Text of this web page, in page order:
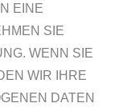
EINE
SIE
WENN SIE
WIR IHRE
DATEN